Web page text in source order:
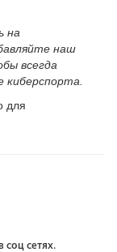
на
наш
всегда
киберспорта.
для
соц сетях.